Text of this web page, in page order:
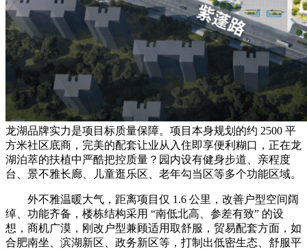
龙湖品牌实力是项目标质量保障。项目本身规划的约 2500 平
方米社区底商，完美的配套让业从入住即享便利糊口，正在龙
湖泊萃的扶植中严酷把控质量？园内设有健身步道、亲程度
台、景不雅长廊、儿童逛乐区、老年勾当区等多个功能区域。
外不雅温暖大气，距离项目仅 1.6 公里，改善户型空间阔
绰、功能齐备，楼栋结构采用 “南低北高、参差有致” 的设
想，商机广漠，刚改户型兼顾适用取舒服，贸易配套方面，如
合肥南坐、滨湖新区、政务新区等，打制出低密生态、舒服平